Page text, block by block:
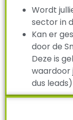
Wordt
sector in
Kan er
door de
Deze is
waardoor
dus